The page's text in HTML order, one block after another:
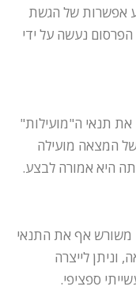
אפשרות של הגשת
נעשה על ידי
תנאי ה"מועילות"
המצאה מועילה
היא אמורה לבצע.
משורש אף את התנאי
וניתן לייצרה
ספציפי.